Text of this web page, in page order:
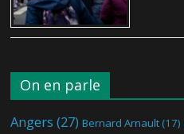
On en parle
Angers (27) Bernard Arnault (17)